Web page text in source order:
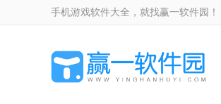
手机游戏软件大全，就找赢一软件园！